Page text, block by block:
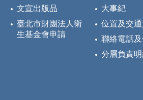
文宣出版品
臺北市財團法人衛
生基金會申請
大事紀
位置及交
聯絡電話
分層負責